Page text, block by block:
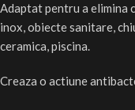
Adaptat pentru a elimina
inox, obiecte sanitare,
ceramica, piscina.
Creaza o actiune